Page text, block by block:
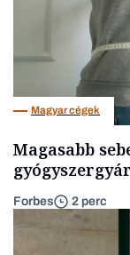
Magyar cégek
Magasabb
Forbes 2 perc